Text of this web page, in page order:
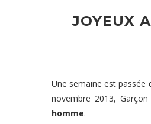
JOYEUX
Une semaine est passée
novembre 2013,
homme.